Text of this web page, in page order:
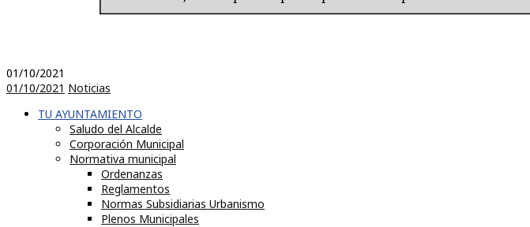
01/10/2021
01/10/2021 Noticias
TU AYUNTAMIENTO
Saludo del Alcalde
Corporación Municipal
Normativa municipal
Ordenanzas
Reglamentos
Normas Subsidiarias Urbanismo
Plenos Municipales